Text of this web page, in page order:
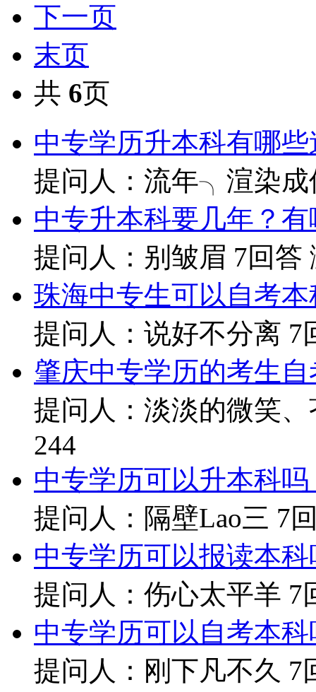
下一页
末页
共 6页
中专学历升本科有哪
提问人：流年╮渲染成
中专升本科要几年？
提问人：别皱眉 7回答
珠海中专生可以自考本
提问人：说好不分离 7
肇庆中专学历的考生
提问人：淡淡的微笑
244
中专学历可以升本科
提问人：隔壁Lao三 7
中专学历可以报读本科
提问人：伤心太平羊 7
中专学历可以自考本科
提问人：刚下凡不久 7